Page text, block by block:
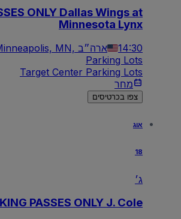
ONLY Dallas Wings at
Minnesota Lynx
14:30 Minneapolis, MN, ארה״ב
Parking Lots
Target Center Parking Lots
מחר
צפו בכרטיסים
אוג
18
ג׳
PASSES ONLY J. Cole